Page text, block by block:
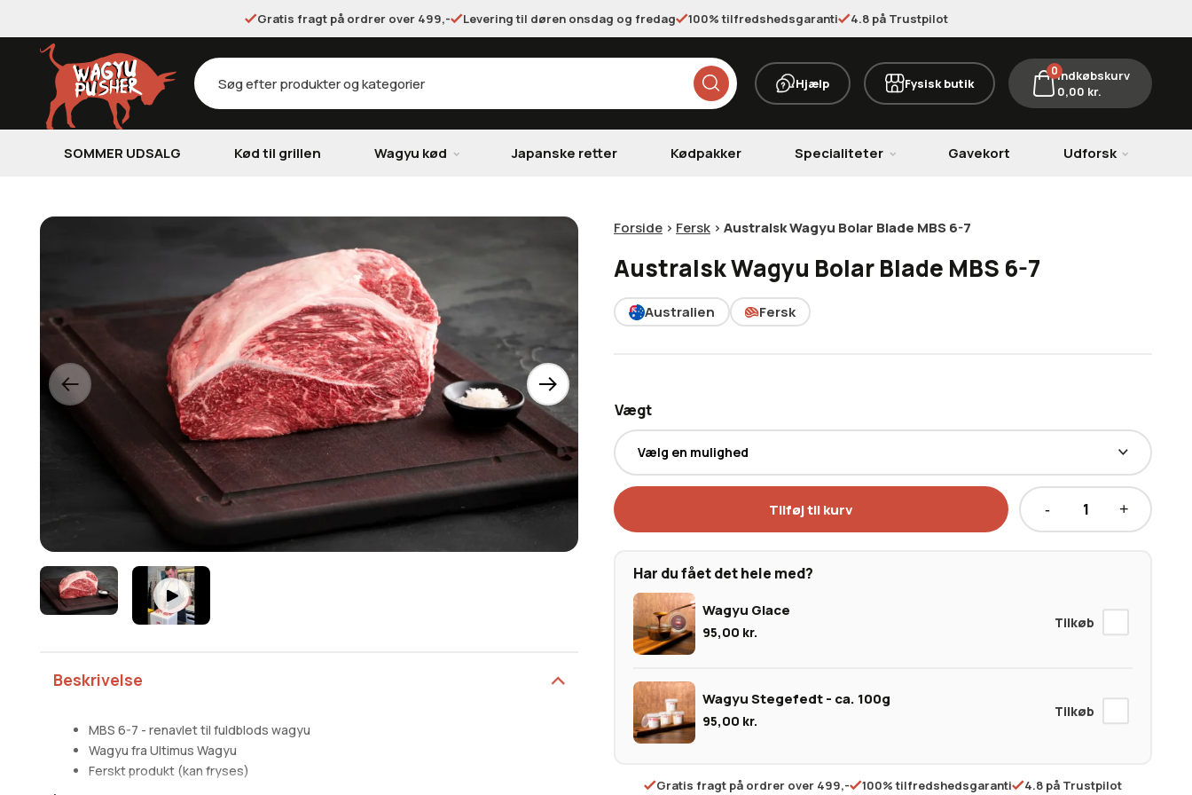
Gratis fragt på ordrer over 499,- Levering til døren onsdag og fredag 100% tilfredshedsgaranti 4.8 på Trustpilot
Products
search Hjælp Fysisk butik
0Indkøbskurv
0,00 kr.
SOMMER UDSALG Kød til grillen Wagyu kød Japanske retter Kødpakker Specialiteter Gavekort Udforsk
Beskrivelse
MBS 6-7 - renavlet til fuldblods wagyu
Wagyu fra Ultimus Wagyu
Ferskt produkt (kan fryses)
Forside > Fersk > Australsk Wagyu Bolar Blade MBS 6-7
Australsk Wagyu Bolar Blade MBS 6-7
Australien Fersk
Vægt
Har du fået det hele med?
Wagyu Glace
95,00 kr.
Wagyu Stegefedt - ca. 100g
95,00 kr.
Australsk
Tilføj til kurv
Gratis fragt på ordrer over 499,- 100% tilfredshedsgaranti 4.8 på Trustpilot